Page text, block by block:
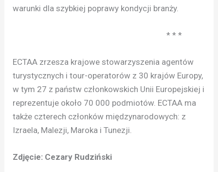
warunki dla szybkiej poprawy kondycji branży.
* * *
ECTAA zrzesza krajowe stowarzyszenia agentów
turystycznych i tour-operatorów z 30 krajów Europy,
w tym 27 z państw członkowskich Unii Europejskiej i
reprezentuje około 70 000 podmiotów. ECTAA ma
także czterech członków międzynarodowych: z
Izraela, Malezji, Maroka i Tunezji.
Zdjęcie: Cezary Rudziński